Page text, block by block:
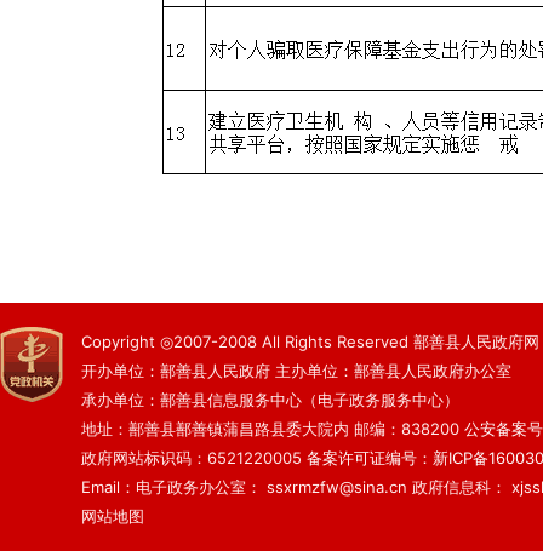
Copyright ◎2007-2008 All Rights Reserved 鄯善县人民政府网
开办单位：鄯善县人民政府 主办单位：鄯善县人民政府办公室
承办单位：鄯善县信息服务中心（电子政务服务中心）
地址：鄯善县鄯善镇蒲昌路县委大院内 邮编：838200 公安备案
政府网站标识码：6521220005 备案许可证编号：新ICP备
Email：电子政务办公室： ssxrmzfw@sina.cn 政府信息科：
网站地图